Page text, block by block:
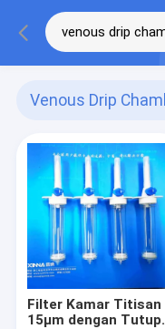
Venous Drip
Filter Kamar Titisan
15μm dengan Tutup